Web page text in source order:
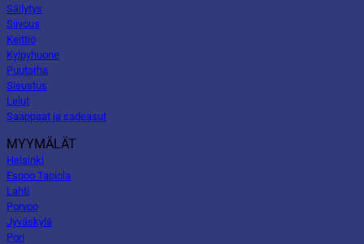
Säilytys
Siivous
Keittiö
Kylpyhuone
Puutarha
Sisustus
Lelut
Saappaat ja sadeasut
MYYMÄLÄT
Helsinki
Espoo Tapiola
Lahti
Porvoo
Jyväskylä
Pori